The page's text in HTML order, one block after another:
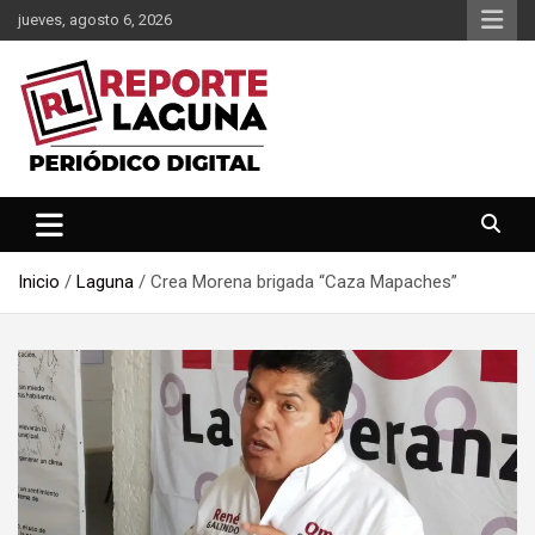
Saltar
al
contenido
jueves, agosto 6, 2026
Reporte Laguna
Inicio Laguna Crea Morena brigada “Caza Mapaches”